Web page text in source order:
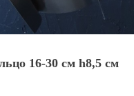
16-30 см h8,5 см